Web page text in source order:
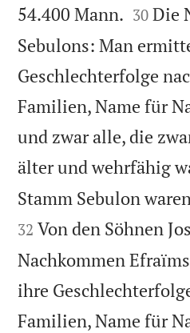
54.400 Mann. 

30 Die
Sebulons: Man
Geschlechterfolge
Familien, Name für
und zwar alle, die
älter und wehrfähig
Stamm Sebulon
32 Von den Söhnen
Nachkommen
ihre
Familien, Name für